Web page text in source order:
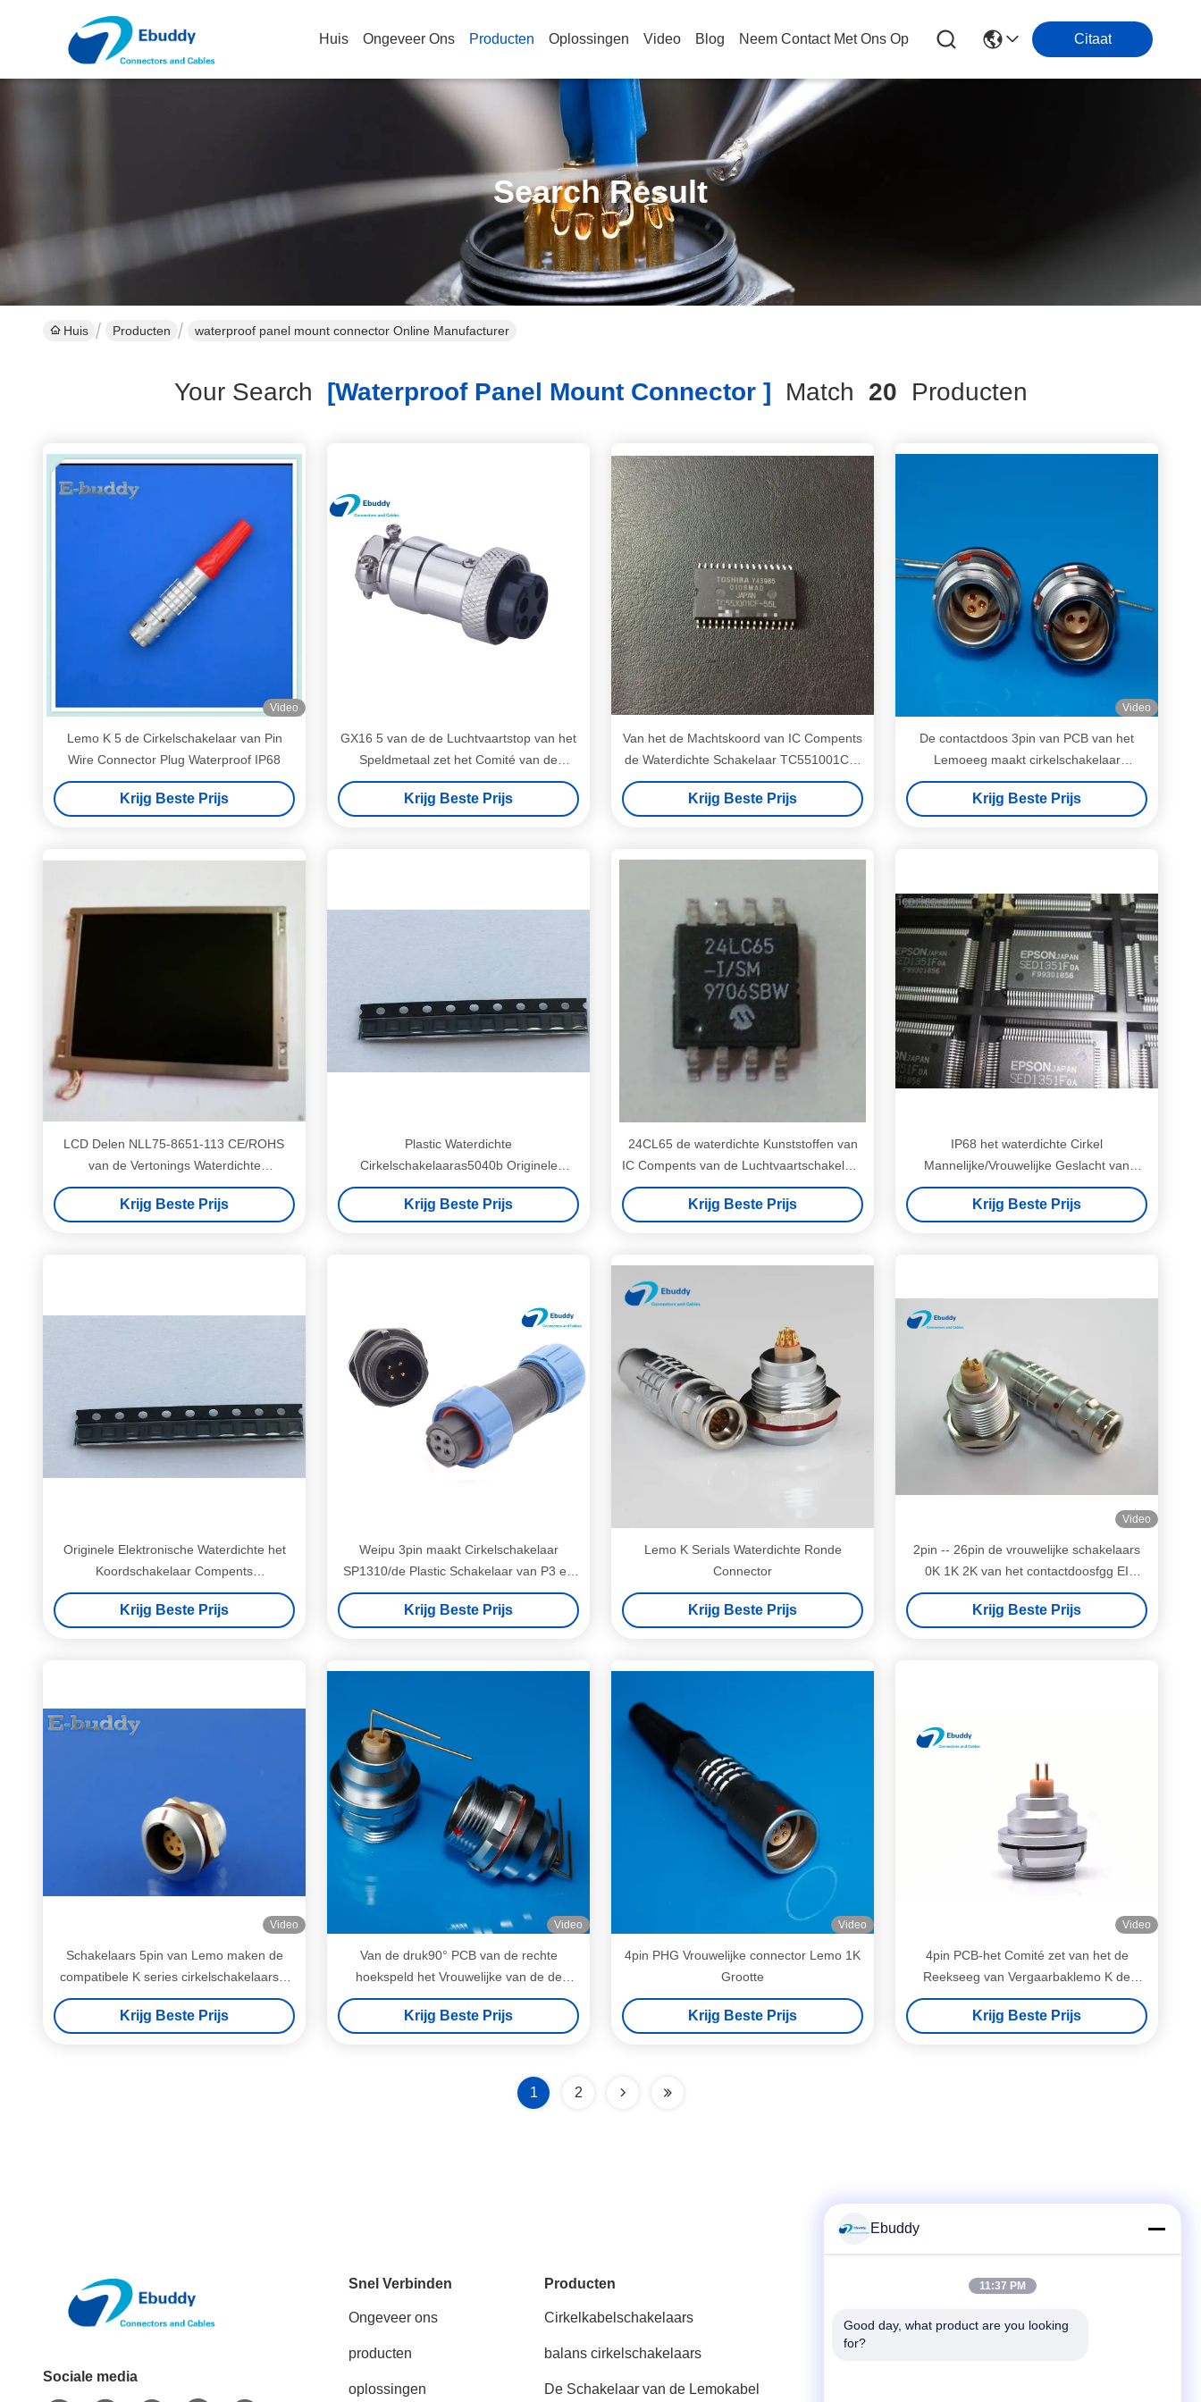
Huis Ongeveer Ons Producten Oplossingen Video Blog Neem Contact Met Ons Op Citaat
Search Result
Huis Producten waterproof panel mount connector Online Manufacturer
Your Search [waterproof Panel Mount Connector ] Match 20 Producten
Video
Lemo K 5 de Cirkelschakelaar van Pin
Wire Connector Plug Waterproof IP68
Krijg Beste Prijs
GX16 5 van de de Luchtvaartstop van het
Speldmetaal zet het Comité van de
Schakelaarm16 Chassis Stop en
Contactdoos op
Krijg Beste Prijs
Van het de Machtskoord van IC Compents
de Waterdichte Schakelaar TC551001CF-
55L rf/Verlichtingstoepassing
Krijg Beste Prijs
Video
De contactdoos 3pin van PCB van het
Lemoeeg maakt cirkelschakelaar
geassembleerde binnenvergaarbak
waterdicht
Krijg Beste Prijs
LCD Delen NLL75-8651-113 CE/ROHS
van de Vertonings Waterdichte
Cirkelschakelaar Goedkeuring
Krijg Beste Prijs
Plastic Waterdichte
Cirkelschakelaaras5040b Originele
Elektronische IC Delen
Krijg Beste Prijs
24CL65 de waterdichte Kunststoffen van
IC Compents van de Luchtvaartschakelaar
Originele Elektronische
Krijg Beste Prijs
IP68 het waterdichte Cirkel
Mannelijke/Vrouwelijke Geslacht van
Schakelaarcompents SED1351F
Krijg Beste Prijs
Originele Elektronische Waterdichte het
Koordschakelaar Compents
TC5541001AF-70L van IC
Krijg Beste Prijs
Weipu 3pin maakt Cirkelschakelaar
SP1310/de Plastic Schakelaar van P3 en
van SP1312/van S3 waterdicht
Krijg Beste Prijs
Lemo K Serials Waterdichte Ronde
Connector
Krijg Beste Prijs
Video
2pin -- 26pin de vrouwelijke schakelaars
0K 1K 2K van het contactdoosfgg EI
maken cirkelschakelaar waterdicht
Krijg Beste Prijs
Video
Schakelaars 5pin van Lemo maken de
compatibele K series cirkelschakelaarsei
0K 305 vrouwelijke waterdicht contactdoos
Krijg Beste Prijs
Video
Van de druk90° PCB van de rechte
hoekspeld het Vrouwelijke van de de
schakelaar waterdichte schakelaar EEG
0K 302 van Lemo
Krijg Beste Prijs
Video
4pin PHG Vrouwelijke connector Lemo 1K
Grootte
Krijg Beste Prijs
Video
4pin PCB-het Comité zet van het de
Reekseeg van Vergaarbaklemo K de
Achtercomité Opgezette Vrouwelijke
Contactdoos op
Krijg Beste Prijs
1 2
Sociale media
Snel Verbinden
Ongeveer ons
producten
oplossingen
Producten
Cirkelkabelschakelaars
balans cirkelschakelaars
De Schakelaar van de Lemokabel
Telefoon
Ebuddy
11:37 PM
Good day, what product are you looking
for?